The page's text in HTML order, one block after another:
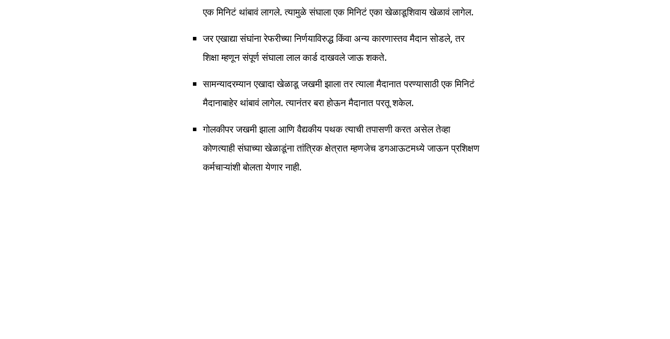
एक मिनिटं थांबावं लागले. त्यामुळे संघाला एक मिनिटं एका खेळाडूशिवाय खेळावं लागेल.
जर एखाद्या संघांना रेफरीच्या निर्णयाविरुद्ध किंवा अन्य कारणास्तव मैदान सोडले, तर
शिक्षा म्हणून संपूर्ण संघाला लाल कार्ड दाखवले जाऊ शकते.
सामन्यादरम्यान एखादा खेळाडू जखमी झाला तर त्याला मैदानात परण्यासाठी एक मिनिटं
मैदानाबाहेर थांबावं लागेल. त्यानंतर बरा होऊन मैदानात परतू शकेल.
गोलकीपर जखमी झाला आणि वैद्यकीय पथक त्याची तपासणी करत असेल तेव्हा
कोणत्याही संघाच्या खेळाडूंना तांत्रिक क्षेत्रात म्हणजेच डगआऊटमध्ये जाऊन प्रशिक्षण
कर्मचाऱ्यांशी बोलता येणार नाही.